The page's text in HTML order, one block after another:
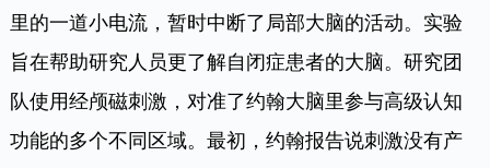
里的一道小电流，暂时中断了局部大脑的活动。实验
旨在帮助研究人员更了解自闭症患者的大脑。研究团
队使用经颅磁刺激，对准了约翰大脑里参与高级认知
功能的多个不同区域。最初，约翰报告说刺激没有产